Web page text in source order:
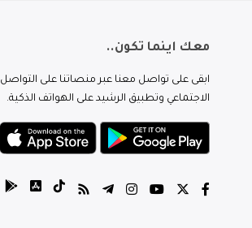
معك اينما تكون..
ابقى على تواصل معنا عبر منصاتنا على التواصل
الاجتماعي وتطبيق الرشيد على الهواتف الذكية.